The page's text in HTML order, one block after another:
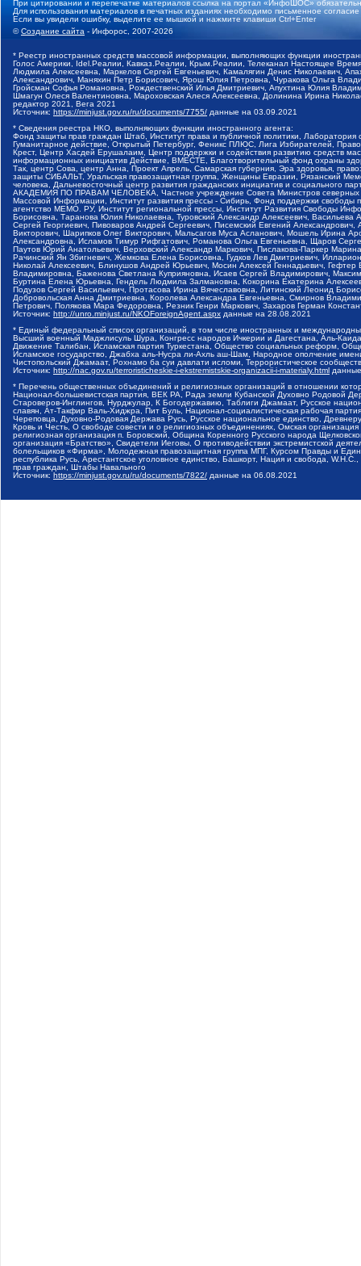
При цитировании и перепечатке материалов ссылка на портал «ИнфоШОС»
Для использования материалов в печатных изданиях необходимо письменное
Если вы увидели ошибку, выделите ее мышкой и нажмите клавиши Ctrl+Enter
©Создание сайта - Инфорос, 2007-2026
* Реестр иностранных средств массовой информации, выполняющих функции
Голос Америки, Idel.Реалии, Кавказ.Реалии, Крым.Реалии, Телеканал Настоящее
Людмила Алексеевна, Маркелов Сергей Евгеньевич, Камалягин Денис Николаевич,
Александрович, Маняхин Петр Борисович, Ярош Юлия Петровна, Чуракова Ольга
Гройсман Софья Романовна, Рождественский Илья Дмитриевич, Апухтина Юлия
Шмагун Олеся Валентиновна, Мароховская Алеся Алексеевна, Долинина Ирина
редактор 2021, Вега 2021
Источник: https://minjust.gov.ru/ru/documents/7755/ данные на 03.09.2021
* Сведения реестра НКО, выполняющих функции иностранного агента:
Фонд защиты прав граждан Штаб, Институт права и публичной политики,
Гуманитарное действие, Открытый Петербург, Феникс ПЛЮС, Лига Избирателей,
Крест, Центр Хасдей Ерушалаим, Центр поддержки и содействия развитию средств
информационных инициатив Действие, ВМЕСТЕ, Благотворительный фонд охраны
Так, центр Сова, центр Анна, Проект Апрель, Самарская губерния, Эра здоровья,
защиты СИБАЛЬТ, Уральская правозащитная группа, Женщины Евразии, Рязанский
человека, Дальневосточный центр развития гражданских инициатив и социального
АКАДЕМИЯ ПО ПРАВАМ ЧЕЛОВЕКА, Частное учреждение Совета Министров северных
Массовой Информации, Институт развития прессы - Сибирь, Фонд поддержки
агентство МЕМО. РУ, Институт региональной прессы, Институт Развития Свободы
Борисовна, Таранова Юлия Николаевна, Туровский Александр Алексеевич,
Сергей Георгиевич, Пивоваров Андрей Сергеевич, Писемский Евгений
Викторович, Шарипков Олег Викторович, Мальсагов Муса Асланович, Мошель Ирина
Александровна, Исламов Тимур Рифгатович, Романова Ольга Евгеньевна, Щаров
Паутов Юрий Анатольевич, Верховский Александр Маркович, Пислакова-Паркер
Рачинский Ян Збигневич, Жемкова Елена Борисовна, Гудков Лев Дмитриевич,
Николай Алексеевич, Блинушов Андрей Юрьевич, Мосин Алексей Геннадьевич,
Владимировна, Баженова Светлана Куприяновна, Исаев Сергей Владимирович,
Буртина Елена Юрьевна, Гендель Людмила Залмановна, Кокорина Екатерина
Подузов Сергей Васильевич, Протасова Ирина Вячеславовна, Литинский Леонид
Добровольская Анна Дмитриевна, Королева Александра Евгеньевна, Смирнов
Петрович, Полякова Мара Федоровна, Резник Генри Маркович, Захаров Герман
Источник: http://unro.minjust.ru/NKOForeignAgent.aspx данные на 28.08.2021
* Единый федеральный список организаций, в том числе иностранных и
Высший военный Маджлисуль Шура, Конгресс народов Ичкерии и Дагестана, Аль-
Движение Талибан, Исламская партия Туркестана, Общество социальных реформ,
Исламское государство, Джабха аль-Нусра ли-Ахль аш-Шам, Народное ополчение
Чистопольский Джамаат, Рохнамо ба суи давлати исломи, Террористическое
Источник: http://nac.gov.ru/terroristicheskie-i-ekstremistskie-organizacii-i-materialy.html
* Перечень общественных объединений и религиозных организаций в отношении
Национал-большевистская партия, ВЕК РА, Рада земли Кубанской Духовно Родовой
Староверов-Инглингов, Нурджулар, К Богодержавию, Таблиги Джамаат, Русское
славян, Ат-Такфир Валь-Хиджра, Пит Буль, Национал-социалистическая рабочая
Череповца, Духовно-Родовая Держава Русь, Русское национальное единство,
Кровь и Честь, О свободе совести и о религиозных объединениях, Омская
религиозная организация п. Боровский, Община Коренного Русского народа
организация «Братство», Свидетели Иеговы, О противодействии экстремистской
болельщиков «Фирма», Молодежная правозащитная группа МПГ, Курсом Правды и
республика Русь, Арестантское уголовное единство, Башкорт, Нация и свобода,
прав граждан, Штабы Навального
Источник: https://minjust.gov.ru/ru/documents/7822/ данные на 06.08.2021